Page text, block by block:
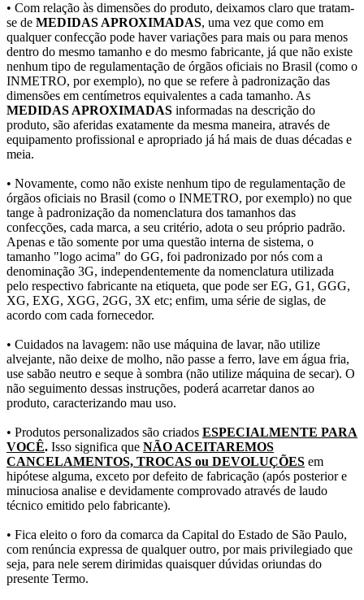
• Com relação às dimensões do produto, deixamos claro que tratam-
se de MEDIDAS APROXIMADAS, uma vez que como em
qualquer confecção pode haver variações para mais ou para menos
dentro do mesmo tamanho e do mesmo fabricante, já que não existe
nenhum tipo de regulamentação de órgãos oficiais no Brasil (como o
INMETRO, por exemplo), no que se refere à padronização das
dimensões em centímetros equivalentes a cada tamanho. As
MEDIDAS APROXIMADAS informadas na descrição do
produto, são aferidas exatamente da mesma maneira, através de
equipamento profissional e apropriado já há mais de duas décadas e
meia.
• Novamente, como não existe nenhum tipo de regulamentação de
órgãos oficiais no Brasil (como o INMETRO, por exemplo) no que
tange à padronização da nomenclatura dos tamanhos das
confecções, cada marca, a seu critério, adota o seu próprio padrão.
Apenas e tão somente por uma questão interna de sistema, o
tamanho "logo acima" do GG, foi padronizado por nós com a
denominação 3G, independentemente da nomenclatura utilizada
pelo respectivo fabricante na etiqueta, que pode ser EG, G1, GGG,
XG, EXG, XGG, 2GG, 3X etc; enfim, uma série de siglas, de
acordo com cada fornecedor.
• Cuidados na lavagem: não use máquina de lavar, não utilize
alvejante, não deixe de molho, não passe a ferro, lave em água fria,
use sabão neutro e seque à sombra (não utilize máquina de secar). O
não seguimento dessas instruções, poderá acarretar danos ao
produto, caracterizando mau uso.
• Produtos personalizados são criados ESPECIALMENTE PARA
VOCÊ. Isso significa que NÃO ACEITAREMOS
CANCELAMENTOS, TROCAS ou DEVOLUÇÕES em
hipótese alguma, exceto por defeito de fabricação (após posterior e
minuciosa analise e devidamente comprovado através de laudo
técnico emitido pelo fabricante).
• Fica eleito o foro da comarca da Capital do Estado de São Paulo,
com renúncia expressa de qualquer outro, por mais privilegiado que
seja, para nele serem dirimidas quaisquer dúvidas oriundas do
presente Termo.